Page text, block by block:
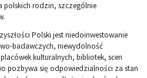
polskich rodzin, szczególnie
Polski jest niedoinwestowanie
badawczych, niewydolność
kulturalnych, bibliotek, scen
pozbywa się odpowiedzialności za stan